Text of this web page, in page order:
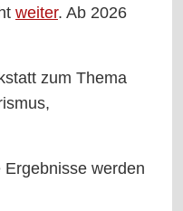
weiter. Ab 2026
zum Thema
werden